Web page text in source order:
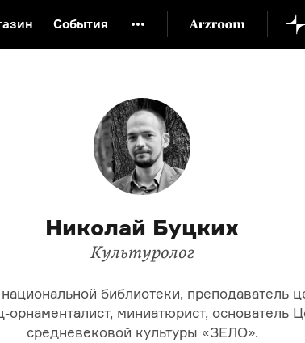
События
Русская литература XX века
Николай Буцких
Культуролог
библиотеки, преподаватель
орнаменталист, миниатюрист, основатель
средневековой культуры «ЗЕЛО».